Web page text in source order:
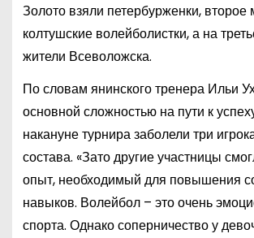
Золото взяли петербурженки, второе
колтушские волейболистки, а на
жители Всеволожска.
По словам янинского тренера Ильи
основной сложностью на пути к
накануне турнира заболели три
состава. «Зато другие участницы
опыт, необходимый для повышения
навыков. Волейбол – это очень
спорта. Однако соперничество у